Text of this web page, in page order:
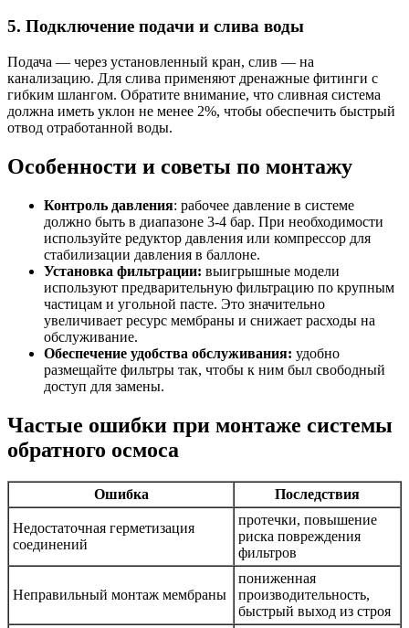
5. Подключение подачи и слива воды
Подача — через установленный кран, слив — на
канализацию. Для слива применяют дренажные фитинги с
гибким шлангом. Обратите внимание, что сливная система
должна иметь уклон не менее 2%, чтобы обеспечить быстрый
отвод отработанной воды.
Особенности и советы по монтажу
Контроль давления: рабочее давление в системе
должно быть в диапазоне 3-4 бар. При необходимости
используйте редуктор давления или компрессор для
стабилизации давления в баллоне.
Установка фильтрации: выигрышные модели
используют предварительную фильтрацию по крупным
частицам и угольной пасте. Это значительно
увеличивает ресурс мембраны и снижает расходы на
обслуживание.
Обеспечение удобства обслуживания: удобно
размещайте фильтры так, чтобы к ним был свободный
доступ для замены.
Частые ошибки при монтаже системы
обратного осмоса
Ошибка Последствия
Недостаточная герметизация
соединений
протечки, повышение
риска повреждения
фильтров
Неправильный монтаж мембраны
пониженная
производительность,
быстрый выход из строя